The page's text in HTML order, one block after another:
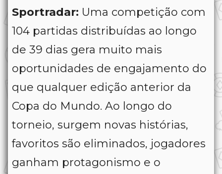
Sportradar: Uma competição com
104 partidas distribuídas ao longo
de 39 dias gera muito mais
oportunidades de engajamento do
que qualquer edição anterior da
Copa do Mundo. Ao longo do
torneio, surgem novas histórias,
favoritos são eliminados, jogadores
ganham protagonismo e o